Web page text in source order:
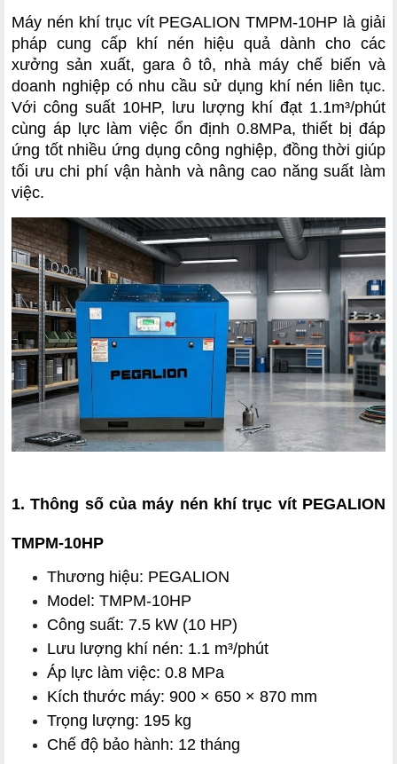
Công nghệ nén khí trục vít vận hành ổn định
Công suất 10HP đáp ứng nhiều nhu cầu sản xuất
Lưu lượng khí nén 1.1m³/phút
Phù hợp với nhiều lĩnh vực
Máy nén khí trục vít PEGALION TMPM-10HP là giải
pháp cung cấp khí nén hiệu quả dành cho các
xưởng sản xuất, gara ô tô, nhà máy chế biến và
doanh nghiệp có nhu cầu sử dụng khí nén liên tục.
Với công suất 10HP, lưu lượng khí đạt 1.1m³/phút
cùng áp lực làm việc ổn định 0.8MPa, thiết bị đáp
ứng tốt nhiều ứng dụng công nghiệp, đồng thời giúp
tối ưu chi phí vận hành và nâng cao năng suất làm
việc.
1. Thông số của máy nén khí trục vít PEGALION
TMPM-10HP
Thương hiệu: PEGALION
Model: TMPM-10HP
Công suất: 7.5 kW (10 HP)
Lưu lượng khí nén: 1.1 m³/phút
Áp lực làm việc: 0.8 MPa
Kích thước máy: 900 × 650 × 870 mm
Trọng lượng: 195 kg
Chế độ bảo hành: 12 tháng